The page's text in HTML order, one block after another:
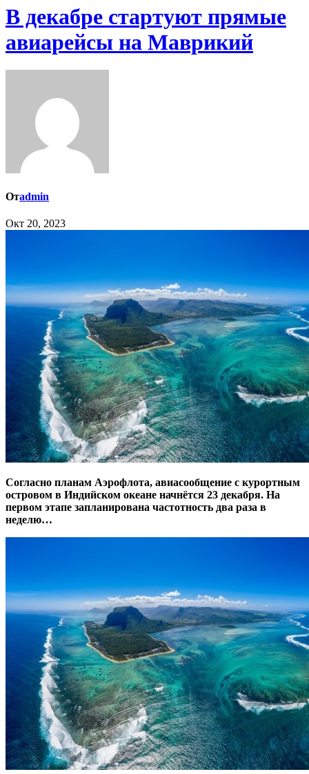
В декабре стартуют прямые
авиарейсы на Маврикий
Отadmin
Окт 20, 2023
Согласно планам Аэрофлота, авиасообщение с курортным
островом в Индийском океане начнётся 23 декабря. На
первом этапе запланирована частотность два раза в
неделю…